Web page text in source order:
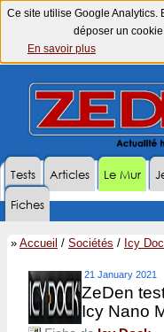
Ce site utilise Google Analytics.
déposer un
En savoir plus
Tests Articles Le Mur
Fiches
» Accueil / Sociétés / Icy
21 January 2021
ZeDen
Icy Nano